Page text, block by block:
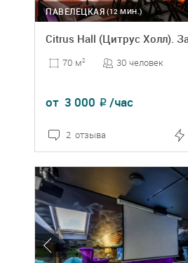
(12 МИН.)
ПАВЕЛЕЦКАЯ
Citrus Hall (Цитрус Холл).
70 м2 30 человек
от 3 000 ₽ /час
2 отзыва